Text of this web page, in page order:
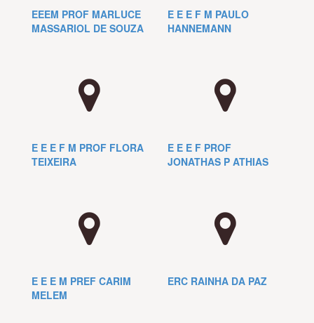
EEEM PROF MARLUCE
MASSARIOL DE SOUZA
E E E F M PAULO
HANNEMANN
E E E F M PROF FLORA
TEIXEIRA
E E E F PROF
JONATHAS P ATHIAS
E E E M PREF CARIM
MELEM
ERC RAINHA DA PAZ